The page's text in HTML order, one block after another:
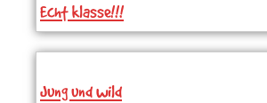
Echt klasse!!!
Jung und wild